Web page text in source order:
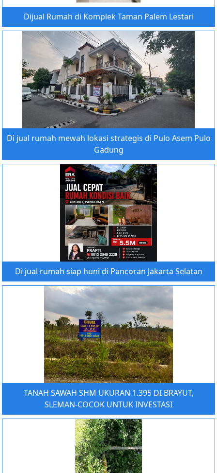
Dijual Rumah di Komplek Taman Palem Lestari
Di jual rumah mewah lokasi strategis di Pulo Asem Pulo
Gadung
Di jual rumah siap huni di Pancoran Jakarta Selatan
TANAH SAWAH SHM UKURAN 1.395 DI BRAYUT,
SLEMAN-COCOK UNTUK INVESTASI